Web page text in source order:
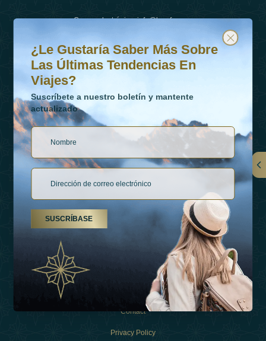
Correo electrónico:info@luxafar.com
Número de WhatsApp
+442034682356
+971552944761
Vínculos
Tipos De Vacaciones
Contact
Privacy Policy
¿Le gustaría saber más sobre las últimas tendencias en
Suscríbete a nuestro boletín y mantente actualizado
¿Le Gustaría Saber Más Sobre
Las Últimas Tendencias En
Viajes?
Suscríbete a nuestro boletín y mantente
actualizado
SUSCRÍBASE